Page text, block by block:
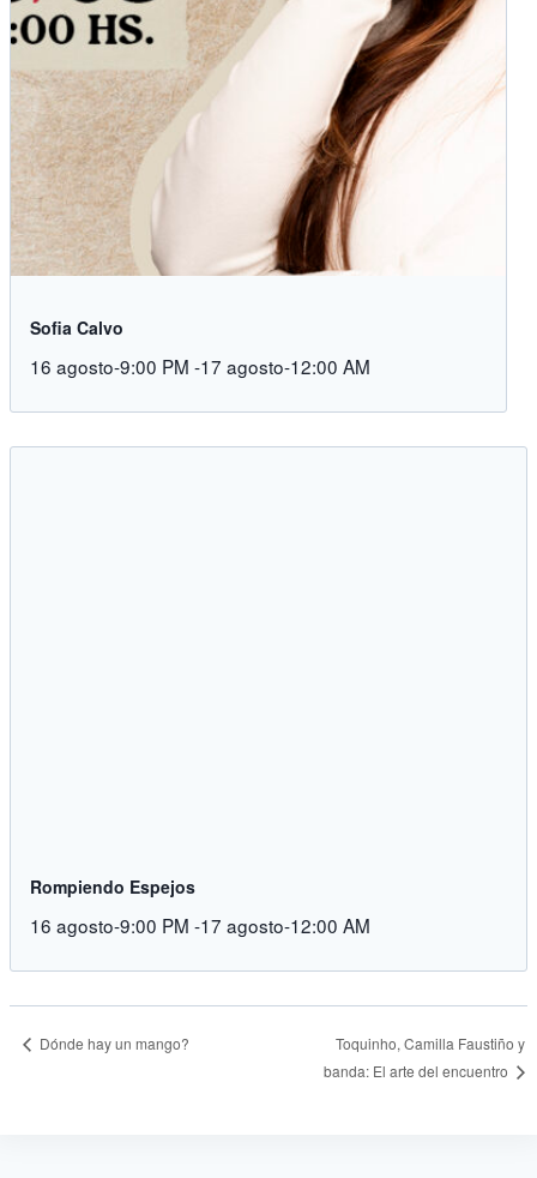
Sofia Calvo
16 agosto-9:00 PM -17 agosto-12:00 AM
Rompiendo Espejos
16 agosto-9:00 PM -17 agosto-12:00 AM
Dónde hay un mango?
Toquinho, Camilla Faustiño y
banda: El arte del encuentro